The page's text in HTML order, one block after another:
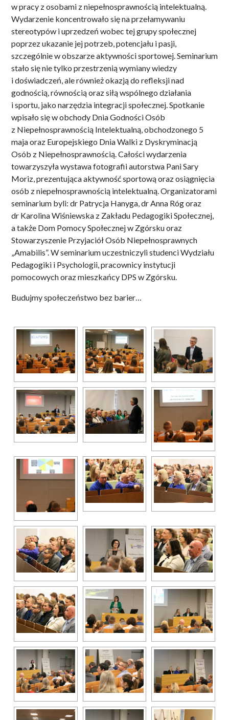
w pracy z osobami z niepełnosprawnością intelektualną.
Wydarzenie koncentrowało się na przełamywaniu
stereotypów i uprzedzeń wobec tej grupy społecznej
poprzez ukazanie jej potrzeb, potencjału i pasji,
szczególnie w obszarze aktywności sportowej. Seminarium
stało się nie tylko przestrzenią wymiany wiedzy
i doświadczeń, ale również okazją do refleksji nad
godnością, równością oraz siłą wspólnego działania
i sportu, jako narzędzia integracji społecznej. Spotkanie
wpisało się w obchody Dnia Godności Osób
z Niepełnosprawnością Intelektualną, obchodzonego 5
maja oraz Europejskiego Dnia Walki z Dyskryminacją
Osób z Niepełnosprawnością. Całości wydarzenia
towarzyszyła wystawa fotografii autorstwa Pani Sary
Moriz, prezentująca aktywność sportową oraz osiągnięcia
osób z niepełnosprawnością intelektualną. Organizatorami
seminarium byli: dr Patrycja Hanyga, dr Anna Róg oraz
dr Karolina Wiśniewska z Zakładu Pedagogiki Społecznej,
a także Dom Pomocy Społecznej w Zgórsku oraz
Stowarzyszenie Przyjaciół Osób Niepełnosprawnych
„Amabilis”. W seminarium uczestniczyli studenci Wydziału
Pedagogiki i Psychologii, pracownicy instytucji
pomocowych oraz mieszkańcy DPS w Zgórsku.
Budujmy społeczeństwo bez barier…